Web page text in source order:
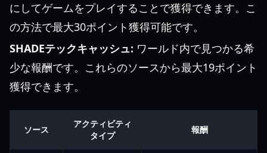
にしてゲームをプレイすることで獲得できます。こ
の方法で最大30ポイント獲得可能です。
SHADEテックキャッシュ: ワールド内で見つかる希
少な報酬です。これらのソースから最大19ポイント
獲得できます。
ソース
アクティビティ
タイプ
報酬